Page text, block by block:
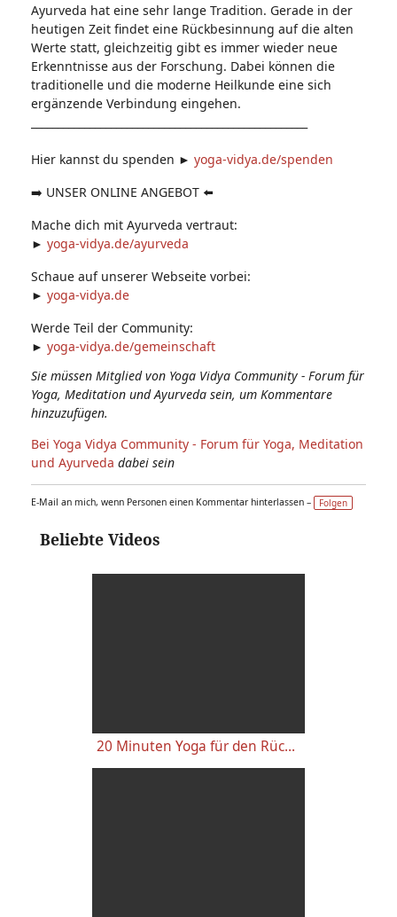
Ayurveda hat eine sehr lange Tradition. Gerade in der
heutigen Zeit findet eine Rückbesinnung auf die alten
Werte statt, gleichzeitig gibt es immer wieder neue
Erkenntnisse aus der Forschung. Dabei können die
traditionelle und die moderne Heilkunde eine sich
ergänzende Verbindung eingehen.
Hier kannst du spenden ► yoga-vidya.de/spenden
➡️ UNSER ONLINE ANGEBOT ⬅️
Mache dich mit Ayurveda vertraut:
► yoga-vidya.de/ayurveda
Schaue auf unserer Webseite vorbei:
► yoga-vidya.de
Werde Teil der Community:
► yoga-vidya.de/gemeinschaft
Sie müssen Mitglied von Yoga Vidya Community - Forum für
Yoga, Meditation und Ayurveda sein, um Kommentare
hinzuzufügen.
Bei Yoga Vidya Community - Forum für Yoga, Meditation
und Ayurveda dabei sein
E-Mail an mich, wenn Personen einen Kommentar hinterlassen – Folgen
Beliebte Videos
20 Minuten Yoga für den Rücken - Anfänger-Level